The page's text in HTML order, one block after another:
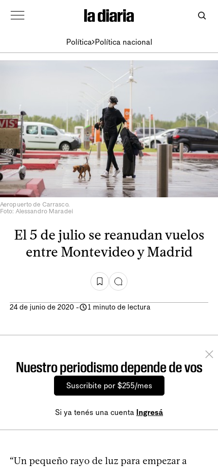
Política Política nacional
Aeropuerto de Carrasco.
Foto: Alessandro Maradei
El 5 de julio se reanudan vuelos
entre Montevideo y Madrid
24 de junio de 2020 - 1 minuto de lectura
Nuestro periodismo depende de vos
Suscribite por $255/mes
Si ya tenés una cuenta Ingresá
“Un pequeño rayo de luz para empezar a